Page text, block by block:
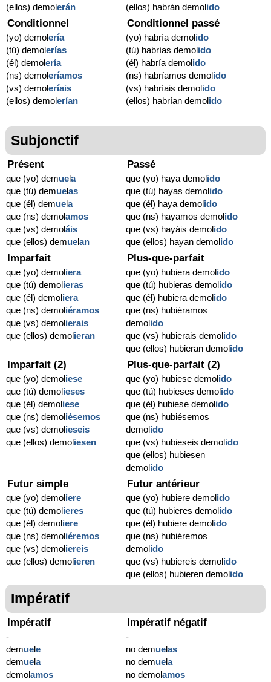
(ellos) demolerán
(ellos) habrán demolido
Conditionnel
(yo) demolería
(tú) demolerías
(él) demolería
(ns) demoleríamos
(vs) demoleríais
(ellos) demolerían
Conditionnel passé
(yo) habría demolido
(tú) habrías demolido
(él) habría demolido
(ns) habríamos demolido
(vs) habríais demolido
(ellos) habrían demolido
Subjonctif
Présent
que (yo) demuela
que (tú) demuelas
que (él) demuela
que (ns) demolamos
que (vs) demoláis
que (ellos) demuelan
Passé
que (yo) haya demolido
que (tú) hayas demolido
que (él) haya demolido
que (ns) hayamos demolido
que (vs) hayáis demolido
que (ellos) hayan demolido
Imparfait
que (yo) demoliera
que (tú) demolieras
que (él) demoliera
que (ns) demoliéramos
que (vs) demolierais
que (ellos) demolieran
Plus-que-parfait
que (yo) hubiera demolido
que (tú) hubieras demolido
que (él) hubiera demolido
que (ns) hubiéramos
demolido
que (vs) hubierais demolido
que (ellos) hubieran demolido
Imparfait (2)
que (yo) demoliese
que (tú) demolieses
que (él) demoliese
que (ns) demoliésemos
que (vs) demolieseis
que (ellos) demoliesen
Plus-que-parfait (2)
que (yo) hubiese demolido
que (tú) hubieses demolido
que (él) hubiese demolido
que (ns) hubiésemos
demolido
que (vs) hubieseis demolido
que (ellos) hubiesen
demolido
Futur simple
que (yo) demoliere
que (tú) demolieres
que (él) demoliere
que (ns) demoliéremos
que (vs) demoliereis
que (ellos) demolieren
Futur antérieur
que (yo) hubiere demolido
que (tú) hubieres demolido
que (él) hubiere demolido
que (ns) hubiéremos
demolido
que (vs) hubiereis demolido
que (ellos) hubieren demolido
Impératif
Impératif
-
demuele
demuela
demolamos
Impératif négatif
-
no demuelas
no demuela
no demolamos